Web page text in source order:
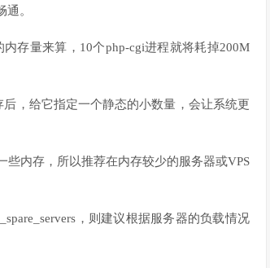
。
存量来算，10个php-cgi进程就将耗掉200M
，给它指定一个静态的小数量，会让系统更
内存，所以推荐在内存较少的服务器或VPS
，则建议根据服务器的负载情况